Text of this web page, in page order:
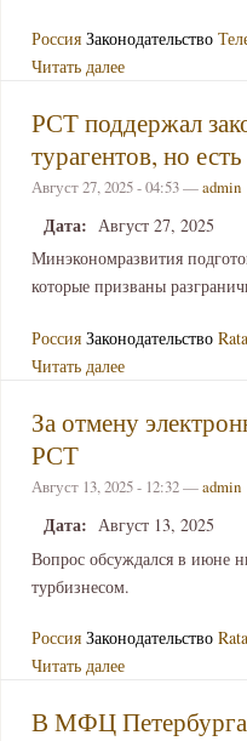
Россия Законодательство
Читать далее
РСТ поддержал
турагентов, но
Август 27, 2025 - 04:53 —admin
Дата: Август 27, 2025
Минэкономразвития
которые призваны
Россия Законодательство
Читать далее
За отмену
РСТ
Август 13, 2025 - 12:32 —admin
Дата: Август 13, 2025
Вопрос обсуждался в июне
турбизнесом.
Россия Законодательство
Читать далее
В МФЦ Петербурга